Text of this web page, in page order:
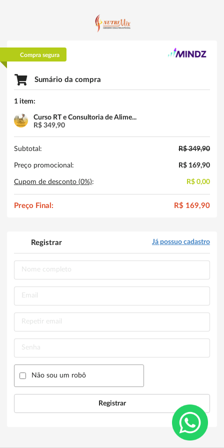
Registrar Já possuo cadastro
Não sou um robô
Registrar
Compra segura
Sumário da compra
1 item:
Curso RT e Consultoria de Alime...
R$ 349,90
Subtotal: R$ 349,90
Preço promocional: R$ 169,90
Cupom de desconto (0%): R$ 0,00
Preço Final: R$ 169,90